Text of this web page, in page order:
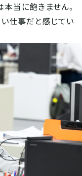
当に飽きません。
仕事だと感じてい